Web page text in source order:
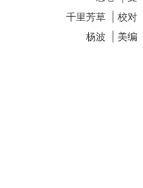
千里芳草 | 校对
杨波 | 美编